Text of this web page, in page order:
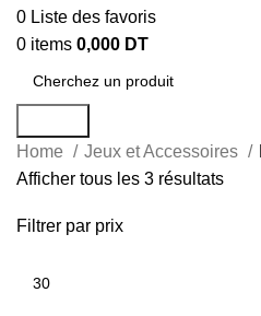
0 Liste des favoris
0 items 0,000 DT
Home
Jeux et Accessoires
Afficher tous les 3 résultats
Filtrer par prix